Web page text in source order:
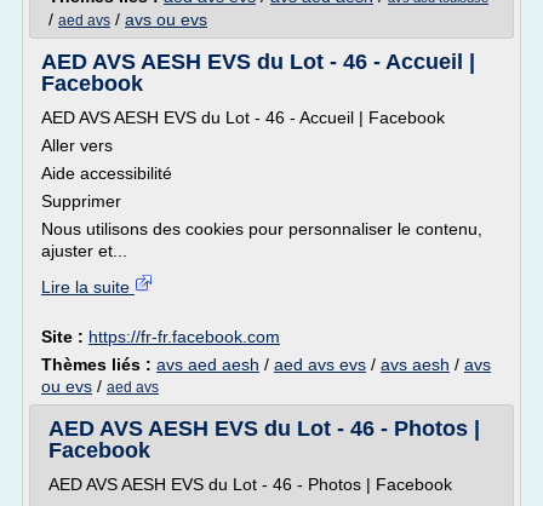
/ aed avs / avs ou evs
AED AVS AESH EVS du Lot - 46 - Accueil |
Facebook
AED AVS AESH EVS du Lot - 46 - Accueil | Facebook
Aller vers
Aide accessibilité
Supprimer
Nous utilisons des cookies pour personnaliser le contenu,
ajuster et...
Lire la suite
Site : https://fr-fr.facebook.com
Thèmes liés : avs aed aesh / aed avs evs / avs aesh / avs
ou evs / aed avs
AED AVS AESH EVS du Lot - 46 - Photos |
Facebook
AED AVS AESH EVS du Lot - 46 - Photos | Facebook